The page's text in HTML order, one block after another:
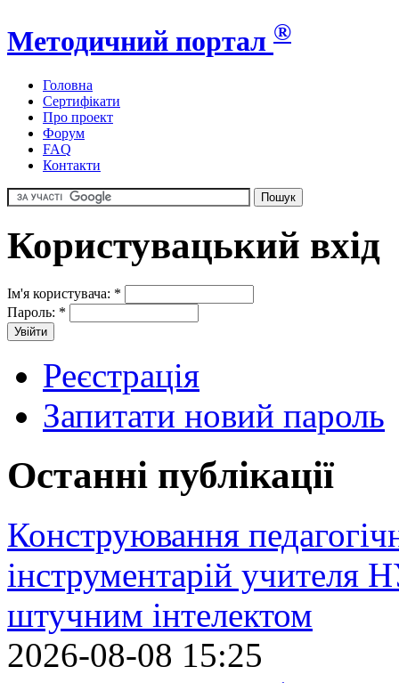
Методичний портал ®
Головна
Сертифікати
Про проект
Форум
FAQ
Контакти
Користувацький вхід
Ім'я користувача: *
Пароль: *
Реєстрація
Запитати новий пароль
Останні публікації
Конструювання
інструментарій учителя
штучним інтелектом
2026-08-08 15:25